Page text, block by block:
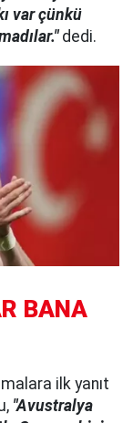
var çünkü
dedi.
BANA
ilk yanıt
"Avustralya